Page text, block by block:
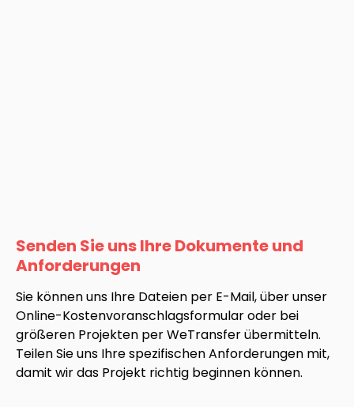
Senden Sie uns Ihre Dokumente und
Anforderungen
Sie können uns Ihre Dateien per E-Mail, über unser
Online-Kostenvoranschlagsformular oder bei
größeren Projekten per WeTransfer übermitteln.
Teilen Sie uns Ihre spezifischen Anforderungen mit,
damit wir das Projekt richtig beginnen können.